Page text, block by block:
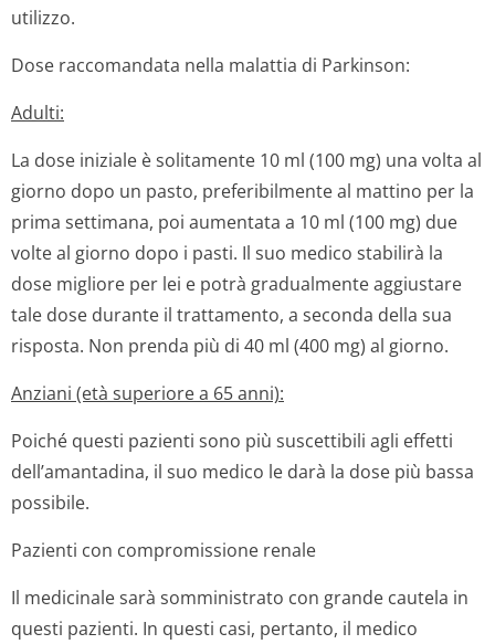
utilizzo.
Dose raccomandata nella malattia di Parkinson:
Adulti:
La dose iniziale è solitamente 10 ml (100 mg) una volta al
giorno dopo un pasto, preferibilmente al mattino per la
prima settimana, poi aumentata a 10 ml (100 mg) due
volte al giorno dopo i pasti. Il suo medico stabilirà la
dose migliore per lei e potrà gradualmente aggiustare
tale dose durante il trattamento, a seconda della sua
risposta. Non prenda più di 40 ml (400 mg) al giorno.
Anziani (età superiore a 65 anni):
Poiché questi pazienti sono più suscettibili agli effetti
dell’amantadina, il suo medico le darà la dose più bassa
possibile.
Pazienti con compromissione renale
Il medicinale sarà somministrato con grande cautela in
questi pazienti. In questi casi, pertanto, il medico